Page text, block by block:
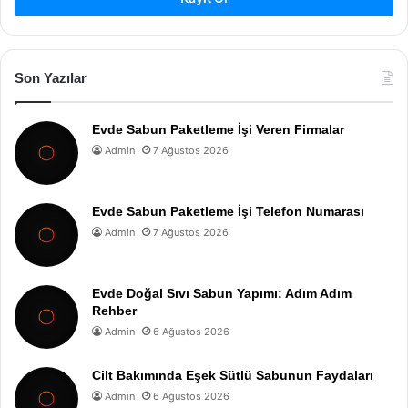
Son Yazılar
Evde Sabun Paketleme İşi Veren Firmalar
Admin 7 Ağustos 2026
Evde Sabun Paketleme İşi Telefon Numarası
Admin 7 Ağustos 2026
Evde Doğal Sıvı Sabun Yapımı: Adım Adım
Rehber
Admin 6 Ağustos 2026
Cilt Bakımında Eşek Sütlü Sabunun Faydaları
Admin 6 Ağustos 2026